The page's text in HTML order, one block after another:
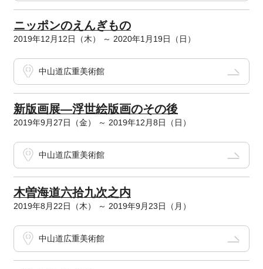
ニッポンのえんぎもの
2019年12月12日（木） ～ 2020年1月19日（日）
中山道広重美術館
新版画展―浮世絵版画のその後
2019年9月27日（金） ～ 2019年12月8日（日）
中山道広重美術館
木曽海道六拾九次之内
2019年8月22日（木） ～ 2019年9月23日（月）
中山道広重美術館